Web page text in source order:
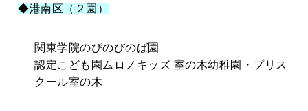
◆港南区（２園）
関東学院のびのびのば園
認定こども園ムロノキッズ 室の木幼稚園・プリス
クール室の木